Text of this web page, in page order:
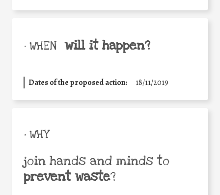
• WHEN will it happen?
Dates of the proposed action: 18/11/2019
• WHY
join hands and minds to
prevent waste?